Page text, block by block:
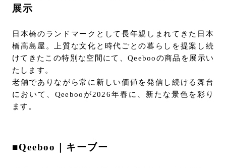
展示
日本橋のランドマークとして長年親しまれてきた日本
橋高島屋。上質な文化と時代ごとの暮らしを提案し続
けてきたこの特別な空間にて、Qeebooの商品を展示い
たします。
老舗でありながら常に新しい価値を発信し続ける舞台
において、Qeebooが2026年春に、新たな景色を彩り
ます。
■Qeeboo｜キーブー